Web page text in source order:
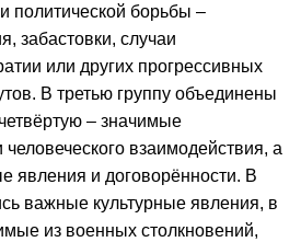
политической борьбы –
забастовки, случаи
или других прогрессивных
В третью группу объединены
– значимые
взаимодействия, а
явления и договорённости. В
важные культурные явления, в
из военных столкновений,